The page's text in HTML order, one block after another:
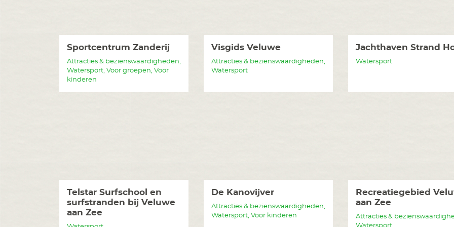
Sportcentrum Zanderij
Attracties & bezienswaardigheden,
Watersport, Voor groepen, Voor
kinderen
Visgids Veluwe
Attracties & bezienswaardigheden,
Watersport
Jachthaven Strand
Watersport
Telstar Surfschool en
surfstranden bij Veluwe
aan Zee
De Kanovijver
Attracties & bezienswaardigheden,
Watersport, Voor kinderen
Recreatiegebied
aan Zee
Attracties &
Watersport